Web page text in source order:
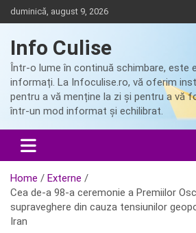
Skip
to
duminică, august 9, 2026
Info Culise
Într-o lume în continuă schimbare, este
informați. La Infoculise.ro, vă oferim
pentru a vă menține la zi și pentru a vă
într-un mod informat și echilibrat.
Home
Externe
Cea de-a 98-a ceremonie a Premiilor
supraveghere din cauza tensiunilor
Iran